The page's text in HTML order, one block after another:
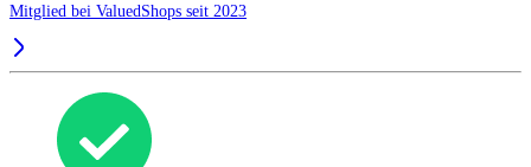
Mitglied bei ValuedShops seit 2023